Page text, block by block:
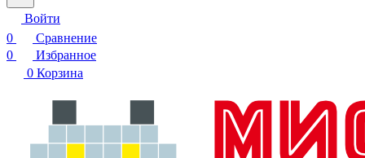
Войти
0
Сравнение
0
Избранное
0 Корзина